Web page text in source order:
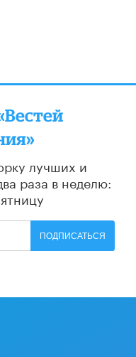
лучших и
раза в неделю:
ПОДПИСАТЬСЯ